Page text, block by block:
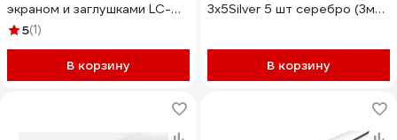
экраном и заглушками LC-
LP0728M1728-3
5(1)
В корзину
3x5Silver 5 шт серебро (3м
заглушки+комплект
шурупов) 1616340645
В корзину